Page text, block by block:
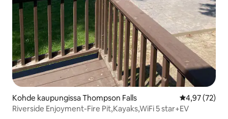
Kohde kaupungissa Thompson Falls
4,97 (72)
Riverside Enjoyment-Fire Pit,Kayaks,WiFi 5 star+EV